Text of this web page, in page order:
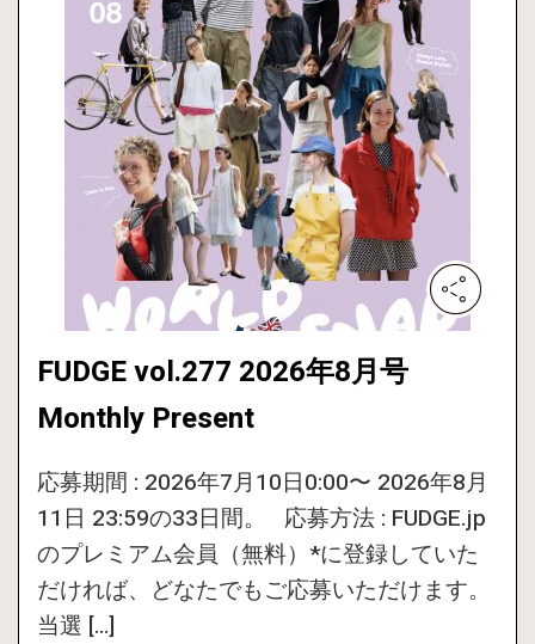
FUDGE vol.277 2026年8月号
Monthly Present
応募期間 : 2026年7月10日0:00〜 2026年8月
11日 23:59の33日間。 応募方法 : FUDGE.jp
のプレミアム会員（無料）*に登録していた
だければ、どなたでもご応募いただけます。
当選 […]